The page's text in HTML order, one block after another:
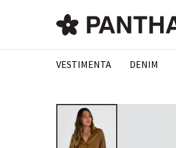
VESTIMENTA DENIM